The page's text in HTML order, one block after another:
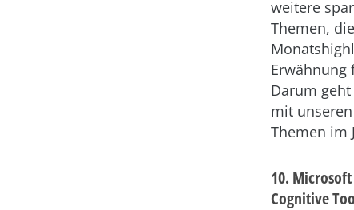
weitere
Themen,
Erwähnung
Darum
mit
Themen im
10.
Cognitive